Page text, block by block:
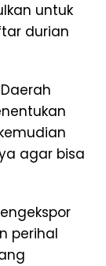
untuk
durian
agar bisa
perihal